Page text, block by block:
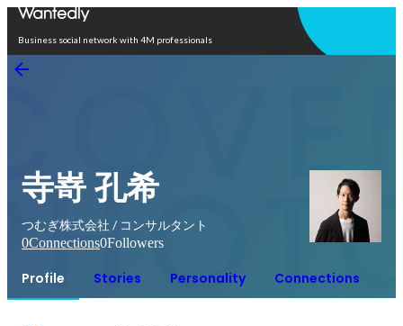
Business social network with 4M professionals
寺嵜 孔希
つむぎ株式会社 / コンサルタント
0Connections0Followers
Profile Stories Personality Connections